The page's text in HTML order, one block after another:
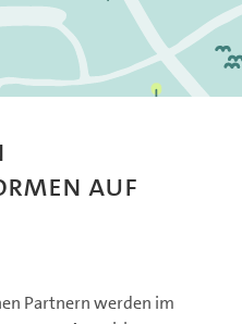
auf
Partnern werden im